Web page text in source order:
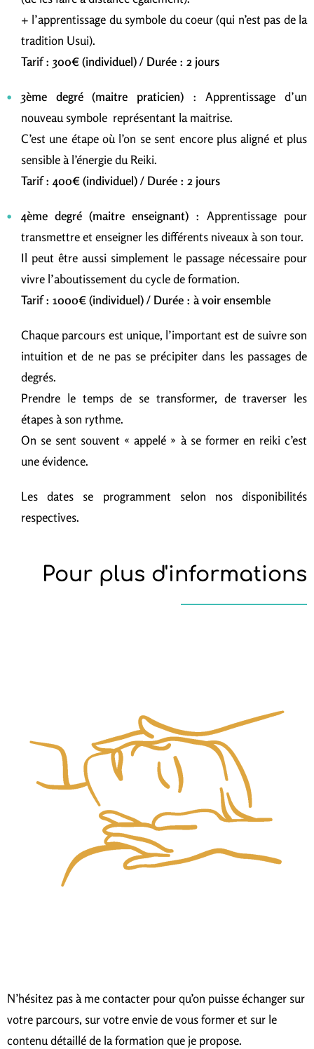
+ l’apprentissage du symbole du coeur (qui n’est pas de la
tradition Usui).
Tarif : 300€ (individuel) / Durée : 2 jours
3ème degré (maitre praticien) : Apprentissage d’un
nouveau symbole représentant la maitrise.
C’est une étape où l’on se sent encore plus aligné et plus
sensible à l’énergie du Reiki.
Tarif : 400€ (individuel) / Durée : 2 jours
4ème degré (maitre enseignant) : Apprentissage pour
transmettre et enseigner les différents niveaux à son tour.
Il peut être aussi simplement le passage nécessaire pour
vivre l’aboutissement du cycle de formation.
Tarif : 1000€ (individuel) / Durée : à voir ensemble
Chaque parcours est unique, l’important est de suivre son
intuition et de ne pas se précipiter dans les passages de
degrés.
Prendre le temps de se transformer, de traverser les
étapes à son rythme.
On se sent souvent « appelé » à se former en reiki c’est
une évidence.
Les dates se programment selon nos disponibilités
respectives.
Pour plus d'informations
N’hésitez pas à me contacter pour qu’on puisse échanger sur
votre parcours, sur votre envie de vous former et sur le
contenu détaillé de la formation que je propose.